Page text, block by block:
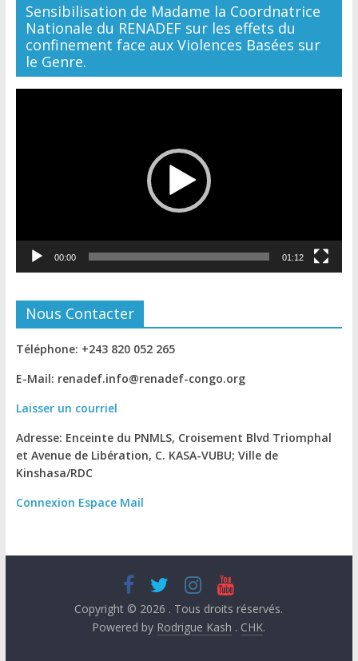
Sensibilisation de Madame la Coordnatrice
Nationale du RENADEF sur les effets du
confinement face aux Violences Basées sur
le Genre.
00:00 01:12
Nous Contacter
Téléphone: +243 820 052 265
E-Mail: renadef.info@renadef-congo.org
Laisser un courriel
Adresse: Enceinte du PNMLS, Croisement Blvd Triomphal
et Avenue de Libération, C. KASA-VUBU; Ville de
Kinshasa/RDC
Connexion Espace Mail
Copyright © 2026 . Tous droits réservés.
Powered by Rodrigue Kash . CHK.